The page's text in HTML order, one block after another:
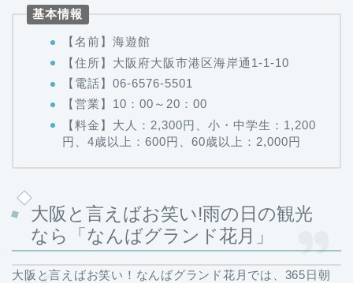
基本情報
【名前】海遊館
【住所】大阪府大阪市港区海岸通1-1-10
【電話】06-6576-5501
【営業】10：00～20：00
【料金】大人：2,300円、小・中学生：1,200
円、4歳以上：600円、60歳以上：2,000円
大阪と言えばお笑い!雨の日の観光
なら「なんばグランド花月」
大阪と言えばお笑い！なんばグランド花月では、365日朝